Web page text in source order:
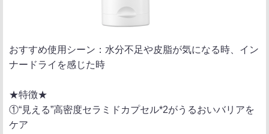
おすすめ使用シーン：水分不足や皮脂が気になる時、イン
ナードライを感じた時
★特徴★
①“見える”高密度セラミドカプセル*2がうるおいバリアを
ケア